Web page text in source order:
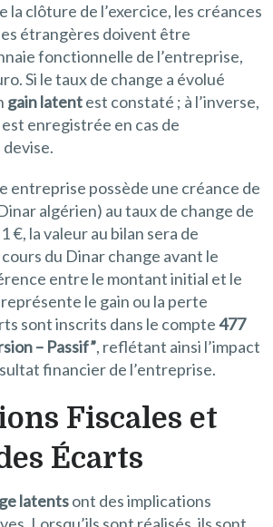
la clôture de l’exercice, les créances
étrangères doivent être
fonctionnelle de l’entreprise,
Si le taux de change a évolué
gain latentest constaté ; à l’inverse,
enregistrée en cas de
entreprise possède une créance de
algérien) au taux de change de
€, la valeur au bilan sera de
cours du Dinar change avant le
entre le montant initial et le
le gain ou la perte
sont inscrits dans le compte477
– Passif”, reflétant ainsi l’impact
financier de l’entreprise.
Fiscales et
Écarts
latentsont des implications